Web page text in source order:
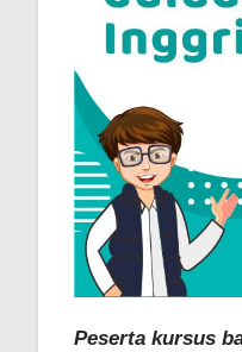
Peserta kursus